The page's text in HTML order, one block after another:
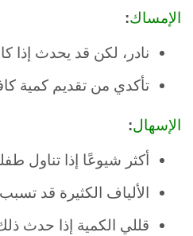
الإمساك:
نادر، لكن قد يحدث إذا
تأكدي من تقديم كمية
الإسهال:
أكثر شيوعًا إذا تناول
الألياف الكثيرة قد
قللي الكمية إذا حدث